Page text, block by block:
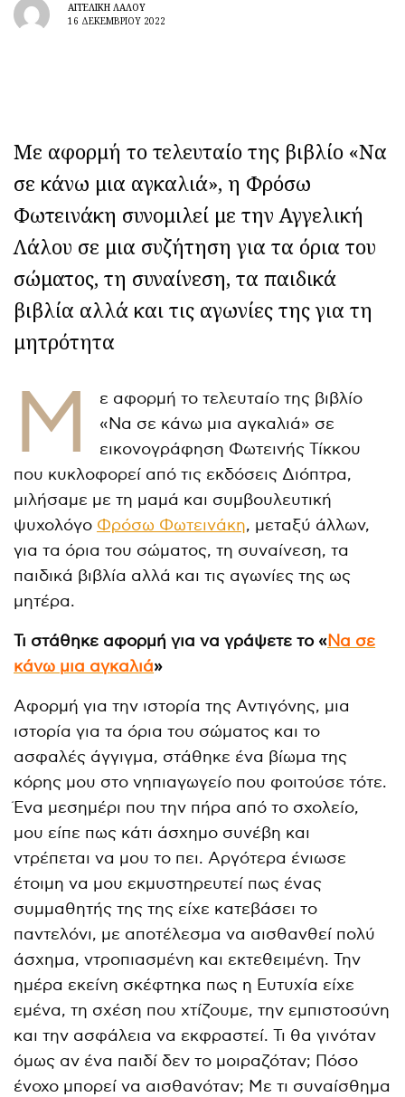
ΑΓΓΕΛΙΚΉ ΛΆΛΟΥ
16 ΔΕΚΕΜΒΡΊΟΥ 2022
Με αφορμή το τελευταίο της βιβλίο «Να
σε κάνω μια αγκαλιά», η Φρόσω
Φωτεινάκη συνομιλεί με την Αγγελική
Λάλου σε μια συζήτηση για τα όρια του
σώματος, τη συναίνεση, τα παιδικά
βιβλία αλλά και τις αγωνίες της για τη
μητρότητα
Μ
ε αφορμή το τελευταίο της βιβλίο
«Να σε κάνω μια αγκαλιά» σε
εικονογράφηση Φωτεινής Τίκκου
που κυκλοφορεί από τις εκδόσεις Διόπτρα,
μιλήσαμε με τη μαμά και συμβουλευτική
ψυχολόγο Φρόσω Φωτεινάκη, μεταξύ άλλων,
για τα όρια του σώματος, τη συναίνεση, τα
παιδικά βιβλία αλλά και τις αγωνίες της ως
μητέρα.
Τι στάθηκε αφορμή για να γράψετε το «Να σε
κάνω μια αγκαλιά»
Αφορμή για την ιστορία της Αντιγόνης, μια
ιστορία για τα όρια του σώματος και το
ασφαλές άγγιγμα, στάθηκε ένα βίωμα της
κόρης μου στο νηπιαγωγείο που φοιτούσε τότε.
Ένα μεσημέρι που την πήρα από το σχολείο,
μου είπε πως κάτι άσχημο συνέβη και
ντρέπεται να μου το πει. Αργότερα ένιωσε
έτοιμη να μου εκμυστηρευτεί πως ένας
συμμαθητής της της είχε κατεβάσει το
παντελόνι, με αποτέλεσμα να αισθανθεί πολύ
άσχημα, ντροπιασμένη και εκτεθειμένη. Την
ημέρα εκείνη σκέφτηκα πως η Ευτυχία είχε
εμένα, τη σχέση που χτίζουμε, την εμπιστοσύνη
και την ασφάλεια να εκφραστεί. Τι θα γινόταν
όμως αν ένα παιδί δεν το μοιραζόταν; Πόσο
ένοχο μπορεί να αισθανόταν; Με τι συναίσθημα